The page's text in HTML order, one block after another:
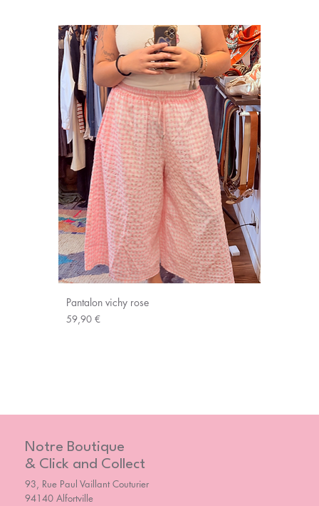
Pantalon vichy rose
Prix
59,90 €
Notre Boutique
& Click and Collect
93, Rue Paul Vaillant Couturier
94140 Alfortville